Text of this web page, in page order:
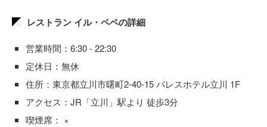
レストラン イル・ペペの詳細
営業時間：6:30 - 22:30
定休日：無休
住所：東京都立川市曙町2-40-15 パレスホテル立川 1F
アクセス：JR「立川」駅より 徒歩3分
喫煙席： ×